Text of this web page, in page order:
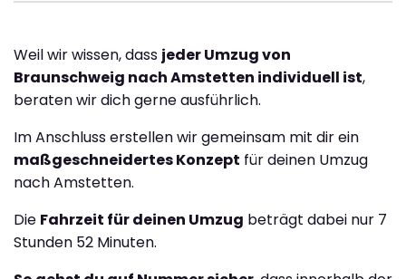
Weil wir wissen, dass jeder Umzug von
Braunschweig nach Amstetten individuell ist,
beraten wir dich gerne ausführlich.
Im Anschluss erstellen wir gemeinsam mit dir ein
maßgeschneidertes Konzept für deinen Umzug
nach Amstetten.
Die Fahrzeit für deinen Umzug beträgt dabei nur 7
Stunden 52 Minuten.